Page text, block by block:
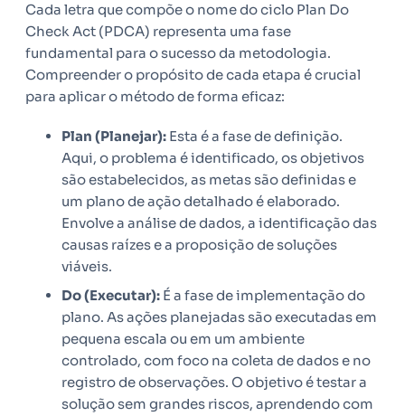
Cada letra que compõe o nome do ciclo Plan Do
Check Act (PDCA) representa uma fase
fundamental para o sucesso da metodologia.
Compreender o propósito de cada etapa é crucial
para aplicar o método de forma eficaz:
Plan (Planejar): Esta é a fase de definição.
Aqui, o problema é identificado, os objetivos
são estabelecidos, as metas são definidas e
um plano de ação detalhado é elaborado.
Envolve a análise de dados, a identificação das
causas raízes e a proposição de soluções
viáveis.
Do (Executar): É a fase de implementação do
plano. As ações planejadas são executadas em
pequena escala ou em um ambiente
controlado, com foco na coleta de dados e no
registro de observações. O objetivo é testar a
solução sem grandes riscos, aprendendo com